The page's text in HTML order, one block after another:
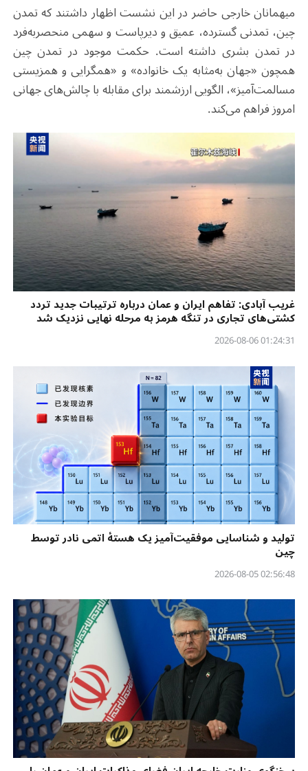
میهمانان خارجی حاضر در این نشست اظهار داشتند که تمدن
چین، تمدنی گسترده، عمیق و دیرپاست و سهمی منحصربه‌فرد
در تمدن بشری داشته است. حکمت موجود در تمدن چین
همچون «جهان به‌مثابه یک خانواده» و «همگرایی و همزیستی
مسالمت‌آمیز»، الگویی ارزشمند برای مقابله با چالش‌های جهانی
امروز فراهم می‌کند.
غریب آبادی: تفاهم ایران و عمان درباره ترتیبات جدید تردد
کشتی‌های تجاری در تنگه هرمز به مرحله نهایی نزدیک شد
01:24:31 2026-08-06
تولید و شناسایی موفقیت‌آمیز یک هستهٔ اتمی نادر توسط
چین
02:56:48 2026-08-05